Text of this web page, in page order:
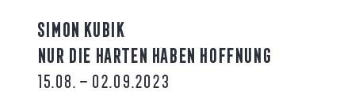
SIMON KUBIK
NUR DIE HARTEN HABEN HOFFNUNG
15.08. – 02.09.2023